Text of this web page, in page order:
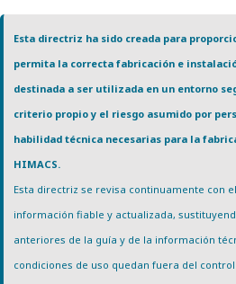
Esta directriz ha sido creada para
permita la correcta fabricación e
destinada a ser utilizada en un entorno
criterio propio y el riesgo asumido por
habilidad técnica necesarias para la
HIMACS.
Esta directriz se revisa continuamente con
información fiable y actualizada,
anteriores de la guía y de la información
condiciones de uso quedan fuera del